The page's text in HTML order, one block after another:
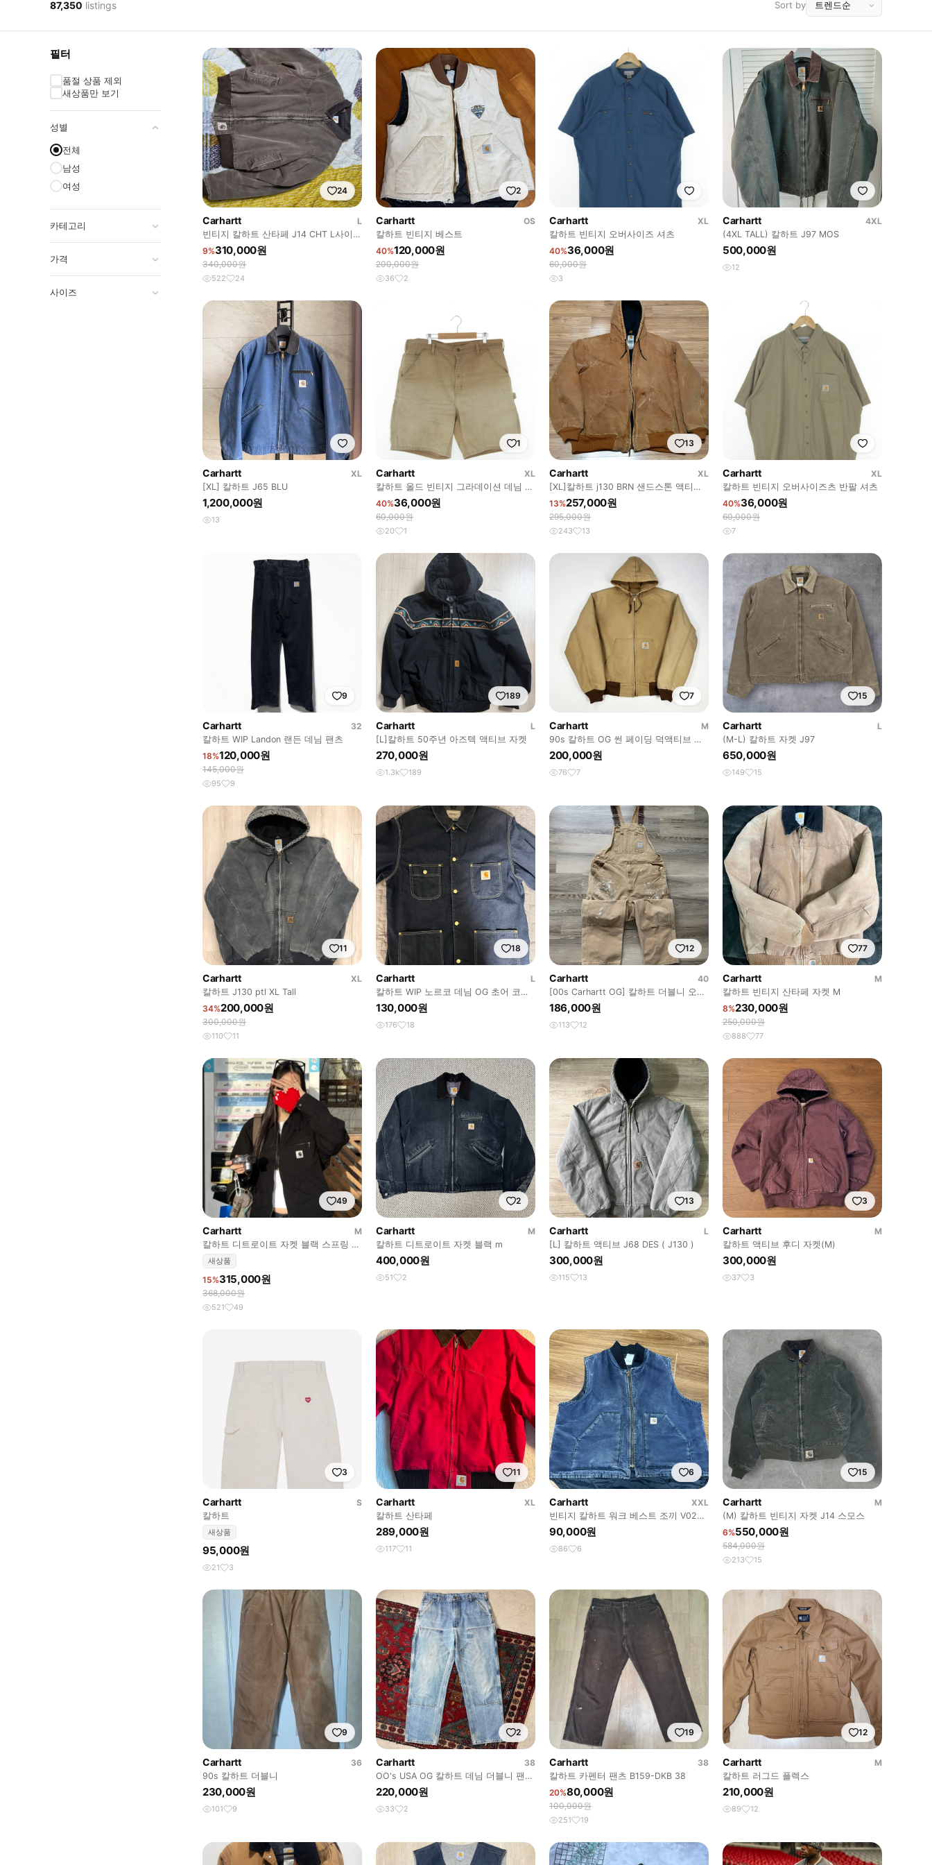
87,350 listings Sort by
필터
품절 상품 제외
새상품만 보기
성별
전체
남성
여성
카테고리
가격
사이즈
24
Carhartt
L
빈티지 칼하트 산타페 J14 CHT L사이즈
판매
9%310,000원
340,000원
522 24
2
Carhartt
OS
칼하트 빈티지 베스트
40%120,000원
200,000원
36 2
Carhartt
XL
칼하트 빈티지 오버사이즈 셔츠
40%36,000원
60,000원
3
Carhartt
4XL
(4XL TALL) 칼하트 J97 MOS
500,000원
12
Carhartt
XL
[XL] 칼하트 J65 BLU
1,200,000원
13
1
Carhartt
XL
칼하트 올드 빈티지 그라데이션 데님 반
바지
40%36,000원
60,000원
20 1
13
Carhartt
XL
[XL]칼하트 j130 BRN 샌드스톤 액티브
자켓
13%257,000원
295,000원
243 13
Carhartt
XL
칼하트 빈티지 오버사이즈츠 반팔 셔츠
40%36,000원
60,000원
7
9
Carhartt
32
칼하트 WIP Landon 랜든 데님 팬츠
18%120,000원
145,000원
95 9
189
Carhartt
L
[L]칼하트 50주년 아즈텍 액티브 자켓
270,000원
1.3k 189
7
Carhartt
M
90s 칼하트 OG 썬 페이딩 덕액티브 자
켓 M
200,000원
76 7
15
Carhartt
L
(M-L) 칼하트 자켓 J97
650,000원
149 15
11
Carhartt
XL
칼하트 J130 ptl XL Tall
34%200,000원
300,000원
110 11
18
Carhartt
L
칼하트 WIP 노르코 데님 OG 초어 코트
블루 원 워시 - 스프링
130,000원
176 18
12
Carhartt
40
[00s Carhartt OG] 칼하트 더블니 오버
롤 40x32
186,000원
113 12
77
Carhartt
M
칼하트 빈티지 산타페 자켓 M
8%230,000원
250,000원
888 77
49
Carhartt
M
칼하트 디트로이트 자켓 블랙 스프링 우
먼 M
새상품
15%315,000원
368,000원
521 49
2
Carhartt
M
칼하트 디트로이트 자켓 블랙 m
400,000원
51 2
13
Carhartt
L
[L] 칼하트 액티브 J68 DES ( J130 )
300,000원
115 13
3
Carhartt
M
칼하트 액티브 후디 자켓(M)
300,000원
37 3
3
Carhartt
S
칼하트
새상품
95,000원
21 3
11
Carhartt
XL
칼하트 산타페
289,000원
117 11
6
Carhartt
XXL
빈티지 칼하트 워크 베스트 조끼 V02
MDT
90,000원
86 6
15
Carhartt
M
(M) 칼하트 빈티지 자켓 J14 스모스
6%550,000원
584,000원
213 15
9
Carhartt
36
90s 칼하트 더블니
230,000원
101 9
2
Carhartt
38
OO's USA OG 칼하트 데님 더블니 팬츠
칼하트 B73 썩블니
220,000원
33 2
19
Carhartt
38
칼하트 카펜터 팬츠 B159-DKB 38
20%80,000원
100,000원
251 19
12
Carhartt
M
칼하트 러그드 플렉스
210,000원
89 12